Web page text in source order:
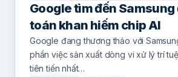
Google tìm đến Samsung
toán khan hiếm chip AI
Google đang thương thảo với
phần việc sản xuất dòng vi xử lý trí
tiên tiến nhất…